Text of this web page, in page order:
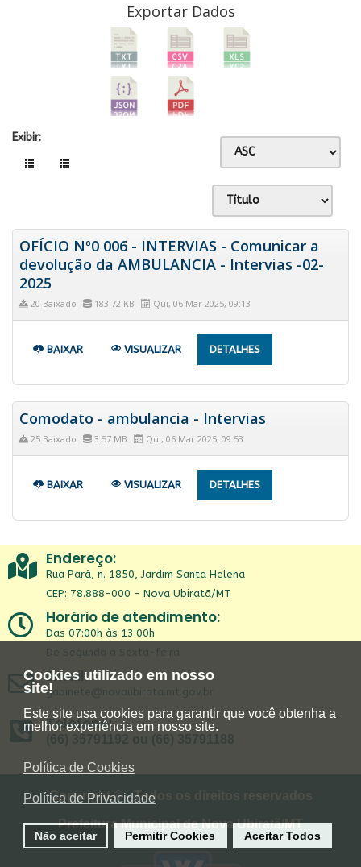
Cookies utilizado em nosso
site!
Este site usa cookies para garantir que você obtenha a
melhor experiência em nosso site.
Política de Cookies
Política de Privacidade
Não aceitar Permitir Cookies Aceitar Todos
Exportar Dados
Exibir:
OFÍCIO Nº0 006 - INTERVIAS - Comunicar a
devolução da AMBULANCIA - Intervias -02-
2025
20 Baixado 183.72 KB Qui, 06 Mar 2025, 09:13
BAIXAR VISUALIZAR DETALHES
Comodato - ambulancia - Intervias
25 Baixado 3.57 MB Qui, 06 Mar 2025, 09:53
BAIXAR VISUALIZAR DETALHES
Endereço:
Rua Pará, n. 1850, Jardim Santa Helena
CEP: 78.888-000 - Nova Ubiratã/MT
Horário de atendimento:
Das 07:00h às 13:00h
De Segunda a Sexta-feira
Email:
gabinete@novaubirata.mt.gov.br
Telefone:
(66) 35791192 ou (66) 35791188
Copyright © - Todos os direitos reservados
Prefeitura Municipal de Nova Ubiratã/MT